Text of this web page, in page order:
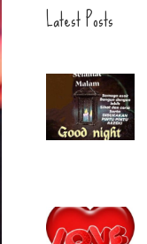
Latest Posts